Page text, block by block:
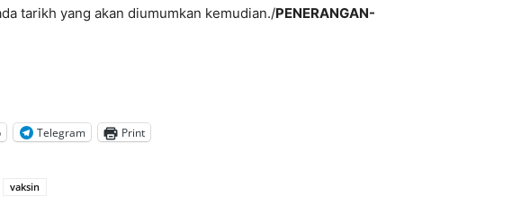
tarikh yang akan diumumkan kemudian./PENERANGAN-
Telegram Print
vaksin